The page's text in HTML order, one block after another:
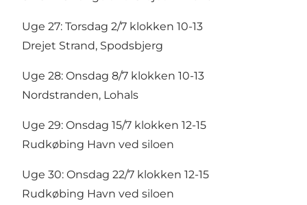
Uge 27: Torsdag 2/7 klokken 10-13
Drejet Strand, Spodsbjerg
Uge 28: Onsdag 8/7 klokken 10-13
Nordstranden, Lohals
Uge 29: Onsdag 15/7 klokken 12-15
Rudkøbing Havn ved siloen
Uge 30: Onsdag 22/7 klokken 12-15
Rudkøbing Havn ved siloen